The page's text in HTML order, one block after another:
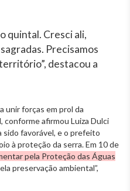
quintal. Cresci ali,
Precisamos
destacou a
unir forças em prol da
afirmou Luiza Dulci
sido favorável, e o prefeito
à proteção da serra. Em 10 de
pela Proteção das Águas
preservação ambiental”,